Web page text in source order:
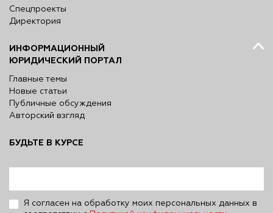
Спецпроекты
Директория
ИНФОРМАЦИОННЫЙ
ЮРИДИЧЕСКИЙ ПОРТАЛ
Главные темы
Новые статьи
Публичные обсуждения
Авторский взгляд
БУДЬТЕ В КУРСЕ
Я согласен на обработку моих персональных данных в